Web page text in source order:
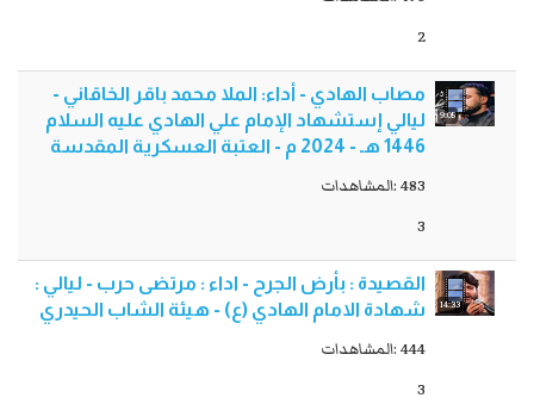
2
9:05
مصاب الهادي - أداء: الملا محمد باقر الخاقاني -
ليالي إستشهاد الإمام علي الهادي عليه السلام
1446 هـ - 2024 م - العتبة العسكرية المقدسة
483 :المشاهدات
3
14:33
القصيدة : بأرض الجرح - اداء : مرتضى حرب - ليالي :
شهادة الامام الهادي (ع) - هيئة الشاب الحيدري
444 :المشاهدات
3